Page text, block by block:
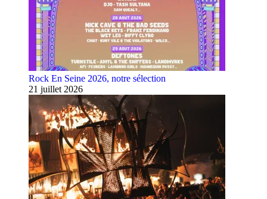
Rock En Seine 2026, notre sélection
21 juillet 2026